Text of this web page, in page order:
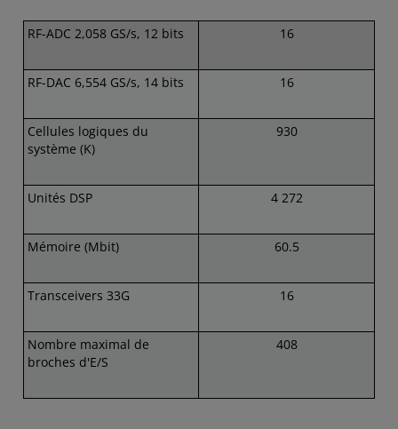
RF-ADC 2,058 GS/s, 12 bits 16
RF-DAC 6,554 GS/s, 14 bits 16
Cellules logiques du
système (K)
930
Unités DSP 4 272
Mémoire (Mbit) 60.5
Transceivers 33G 16
Nombre maximal de
broches d'E/S
408